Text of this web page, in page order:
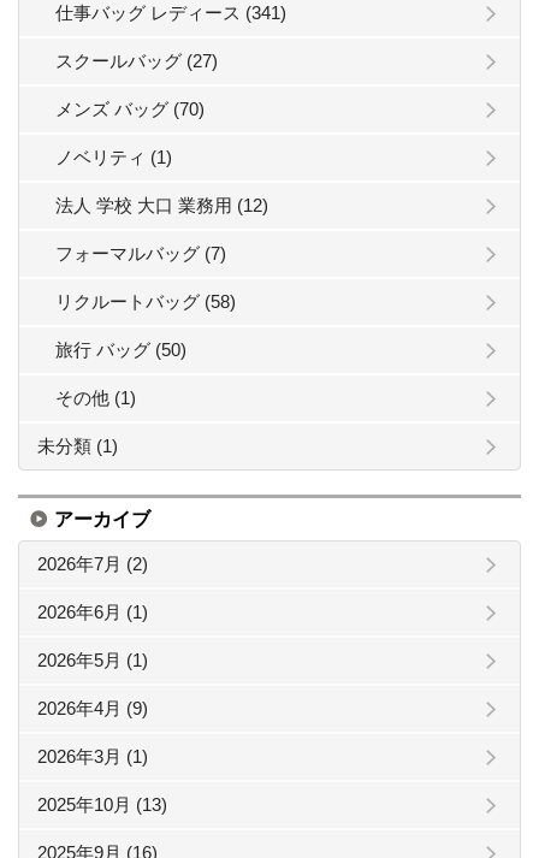
仕事バッグ レディース (341)
スクールバッグ (27)
メンズ バッグ (70)
ノベリティ (1)
法人 学校 大口 業務用 (12)
フォーマルバッグ (7)
リクルートバッグ (58)
旅行 バッグ (50)
その他 (1)
未分類 (1)
アーカイブ
2026年7月 (2)
2026年6月 (1)
2026年5月 (1)
2026年4月 (9)
2026年3月 (1)
2025年10月 (13)
2025年9月 (16)